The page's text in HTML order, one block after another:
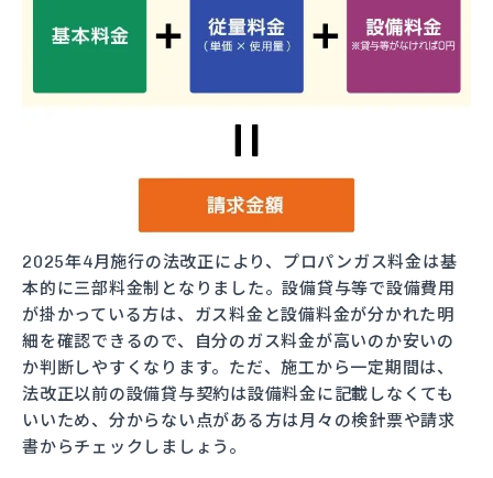
2025年4月施行の法改正により、プロパンガス料金は基
本的に三部料金制となりました。設備貸与等で設備費用
が掛かっている方は、ガス料金と設備料金が分かれた明
細を確認できるので、自分のガス料金が高いのか安いの
か判断しやすくなります。ただ、施工から一定期間は、
法改正以前の設備貸与契約は設備料金に記載しなくても
いいため、分からない点がある方は月々の検針票や請求
書からチェックしましょう。